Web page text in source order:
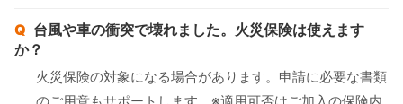
台風や車の衝突で壊れました。火災保険は使えます
か？
火災保険の対象になる場合があります。申請に必要な書類